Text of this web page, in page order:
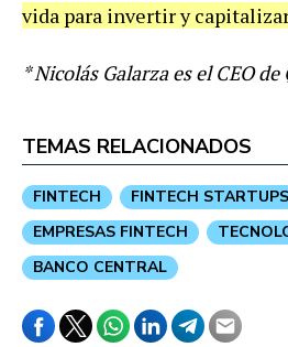
vida para invertir y
* Nicolás Galarza es el CEO
TEMAS RELACIONADOS
FINTECH
FINTECH STARTUPS
EMPRESAS FINTECH
BANCO CENTRAL